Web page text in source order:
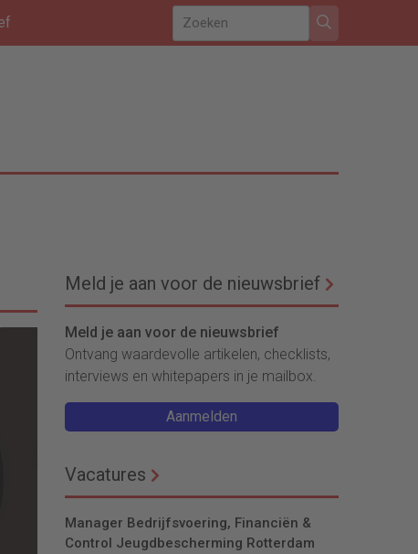
Meld je aan voor de nieuwsbrief
Meld je aan voor de nieuwsbrief
Ontvang waardevolle artikelen, checklists,
interviews en whitepapers in je mailbox.
Aanmelden
Vacatures
Manager Bedrijfsvoering, Financiën &
Control Jeugdbescherming Rotterdam